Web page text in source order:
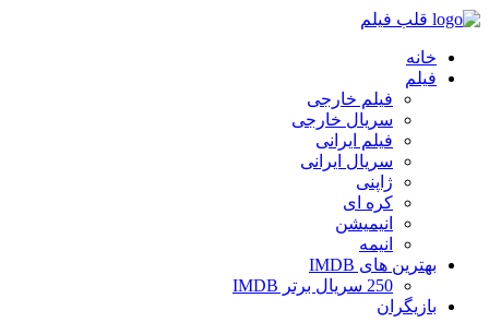
قلب فیلم
خانه
فیلم
فیلم خارجی
سریال خارجی
فیلم ایرانی
سریال ایرانی
ژاپنی
کره ای
انیمیشن
انیمه
بهترین های IMDB
250 سریال برتر IMDB
بازیگران